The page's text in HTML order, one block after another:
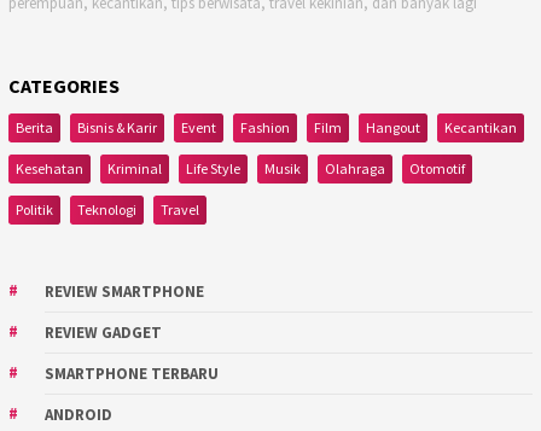
CATEGORIES
Berita Bisnis & Karir Event Fashion Film Hangout Kecantikan
Kesehatan Kriminal Life Style Musik Olahraga Otomotif
Politik Teknologi Travel
REVIEW SMARTPHONE
REVIEW GADGET
SMARTPHONE TERBARU
ANDROID